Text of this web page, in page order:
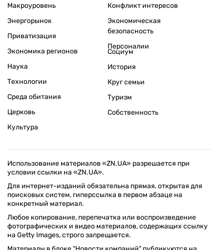
Макроуровень
Энергорынок
Приватизация
Экономика регионов
Конфликт интересов
Экономическая
безопасность
Персоналии
Наука
Технологии
Среда обитания
Церковь
Культура
Социум
История
Круг семьи
Туризм
Собственность
Использование материалов «ZN.UA» разрешается при
условии ссылки на «ZN.UA».
Для интернет-изданий обязательна прямая, открытая для
поисковых систем, гиперссылка в первом абзаце на
конкретный материал.
Любое копирование, перепечатка или воспроизведение
фотографических и видео материалов, содержащих ссылку
на Getty Images, строго запрещается.